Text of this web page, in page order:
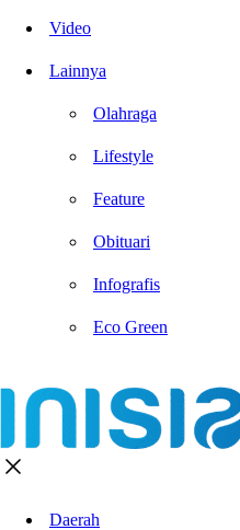
Video
Lainnya
Olahraga
Lifestyle
Feature
Obituari
Infografis
Eco Green
Daerah